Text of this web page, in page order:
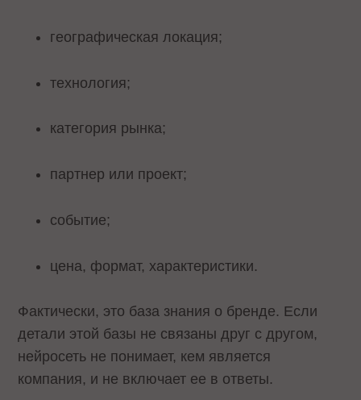
географическая локация;
технология;
категория рынка;
партнер или проект;
событие;
цена, формат, характеристики.
Фактически, это база знания о бренде. Если
детали этой базы не связаны друг с другом,
нейросеть не понимает, кем является
компания, и не включает ее в ответы.